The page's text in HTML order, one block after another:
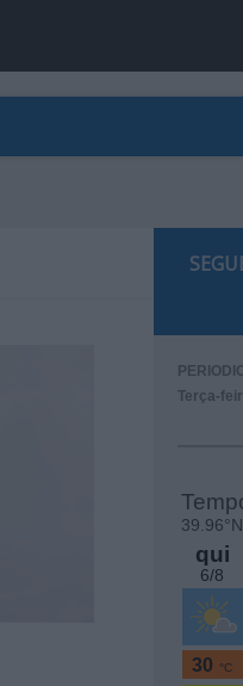
Terça-